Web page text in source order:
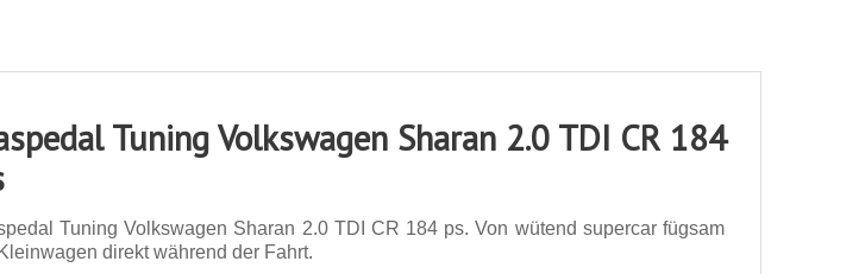
Tuning Volkswagen Sharan 2.0 TDI CR 184
Tuning Volkswagen Sharan 2.0 TDI CR 184 ps. Von wütend supercar fügsam
direkt während der Fahrt.